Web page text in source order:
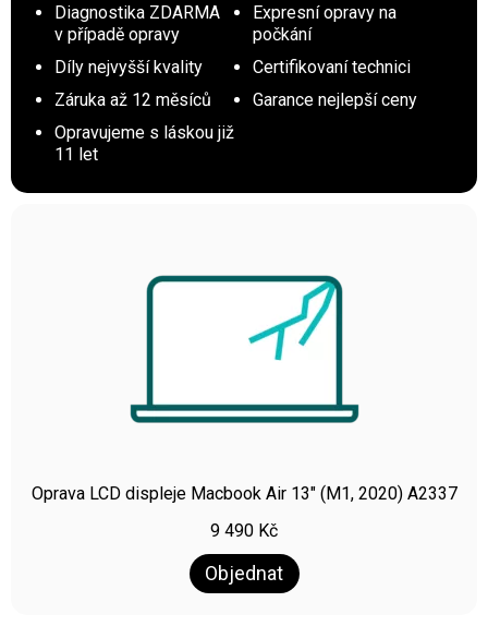
Diagnostika ZDARMA
v případě opravy
Expresní opravy na
počkání
Díly nejvyšší kvality
Certifikovaní technici
Záruka až 12 měsíců
Garance nejlepší ceny
Opravujeme s láskou již
11 let
Oprava LCD displeje Macbook Air 13″ (M1, 2020) A2337
9 490 Kč
Objednat